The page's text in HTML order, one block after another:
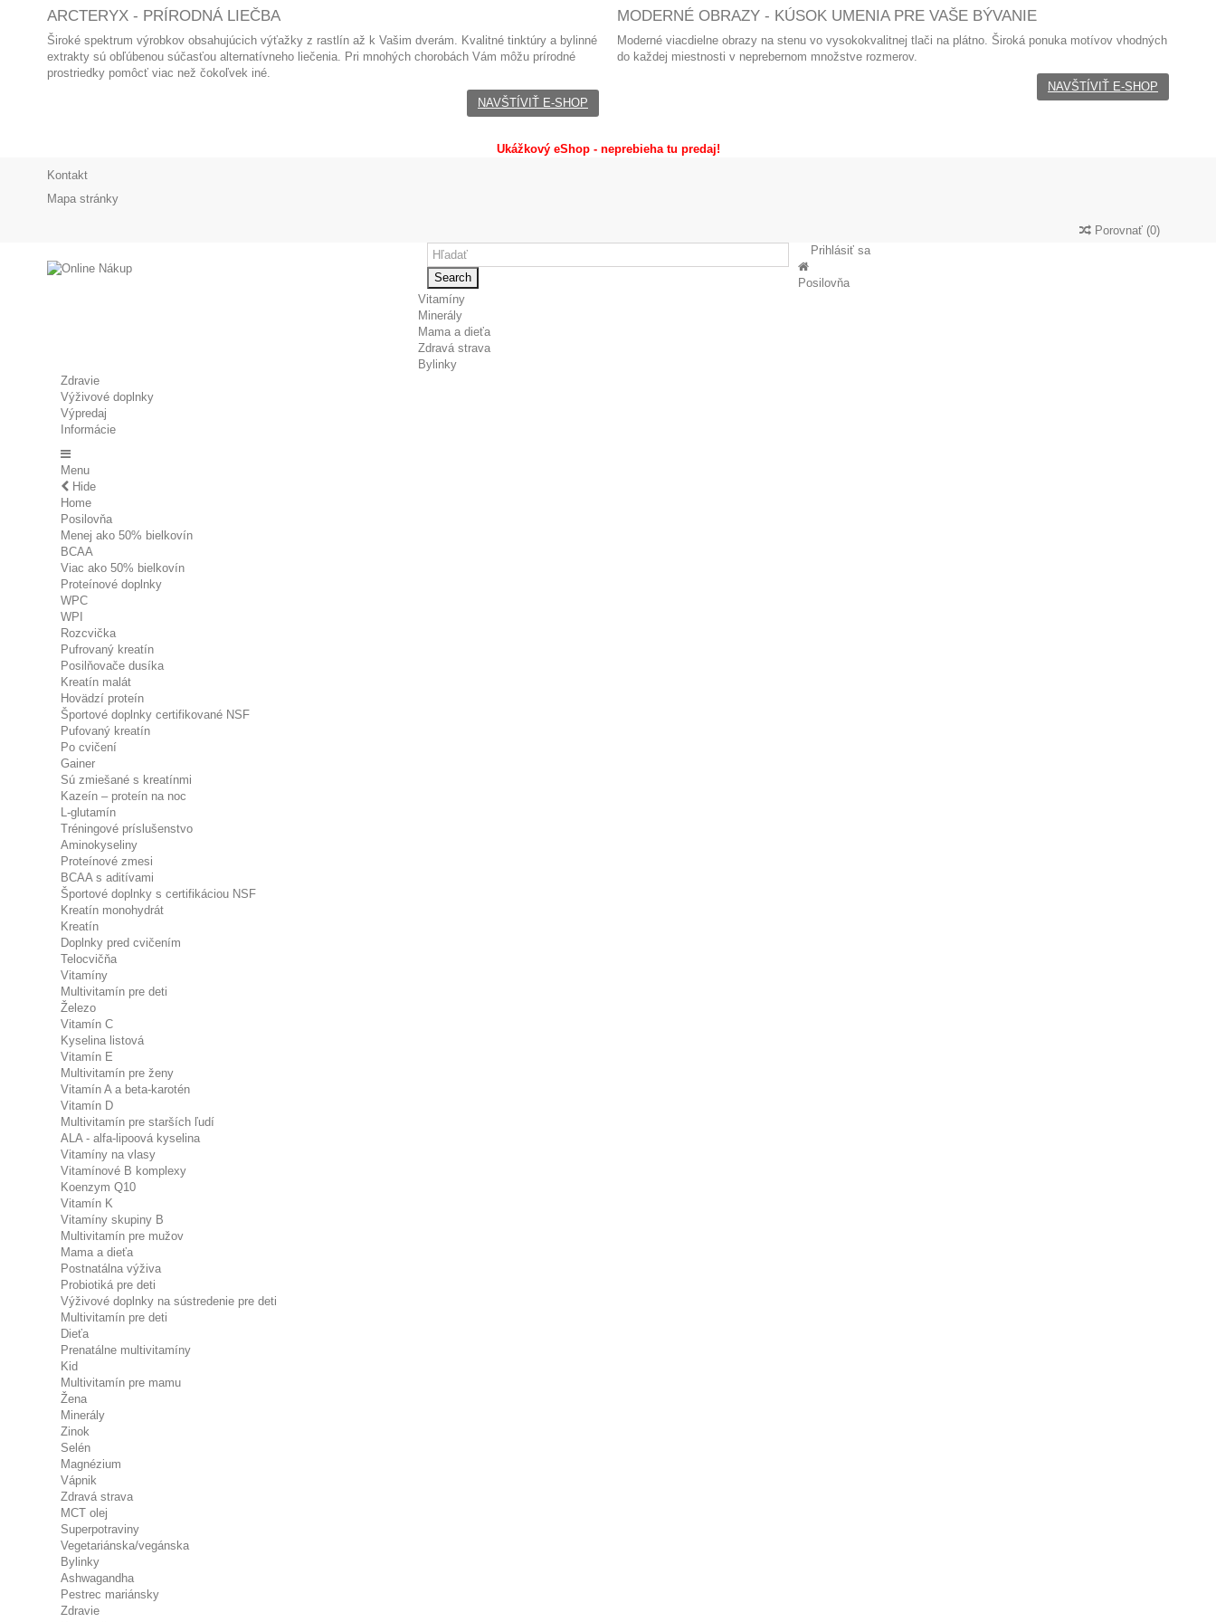
ARCTERYX - PRÍRODNÁ LIEČBA
Široké spektrum výrobkov obsahujúcich výťažky z rastlín až k Vašim dverám. Kvalitné tinktúry a bylinné
extrakty sú obľúbenou súčasťou alternatívneho liečenia. Pri mnohých chorobách Vám môžu prírodné
prostriedky pomôcť viac než čokoľvek iné.
NAVŠTÍVIŤ E-SHOP
MODERNÉ OBRAZY - KÚSOK UMENIA PRE VAŠE BÝVANIE
Moderné viacdielne obrazy na stenu vo vysokokvalitnej tlači na plátno. Široká ponuka motívov vhodných
do každej miestnosti v neprebernom množstve rozmerov.
NAVŠTÍVIŤ E-SHOP
Ukážkový eShop - neprebieha tu predaj!
Kontakt
Mapa stránky
Porovnať (0)
Search
Prihlásiť sa
Posilovňa
Vitamíny
Minerály
Mama a dieťa
Zdravá strava
Bylinky
Zdravie
Výživové doplnky
Výpredaj
Informácie
Menu
Hide
Home
Posilovňa
Menej ako 50% bielkovín
BCAA
Viac ako 50% bielkovín
Proteínové doplnky
WPC
WPI
Rozcvička
Pufrovaný kreatín
Posilňovače dusíka
Kreatín malát
Hovädzí proteín
Športové doplnky certifikované NSF
Pufovaný kreatín
Po cvičení
Gainer
Sú zmiešané s kreatínmi
Kazeín – proteín na noc
L-glutamín
Tréningové príslušenstvo
Aminokyseliny
Proteínové zmesi
BCAA s aditívami
Športové doplnky s certifikáciou NSF
Kreatín monohydrát
Kreatín
Doplnky pred cvičením
Telocvičňa
Vitamíny
Multivitamín pre deti
Železo
Vitamín C
Kyselina listová
Vitamín E
Multivitamín pre ženy
Vitamín A a beta-karotén
Vitamín D
Multivitamín pre starších ľudí
ALA - alfa-lipoová kyselina
Vitamíny na vlasy
Vitamínové B komplexy
Koenzym Q10
Vitamín K
Vitamíny skupiny B
Multivitamín pre mužov
Mama a dieťa
Postnatálna výživa
Probiotiká pre deti
Výživové doplnky na sústredenie pre deti
Multivitamín pre deti
Dieťa
Prenatálne multivitamíny
Kid
Multivitamín pre mamu
Žena
Minerály
Zinok
Selén
Magnézium
Vápnik
Zdravá strava
MCT olej
Superpotraviny
Vegetariánska/vegánska
Bylinky
Ashwagandha
Pestrec mariánsky
Zdravie